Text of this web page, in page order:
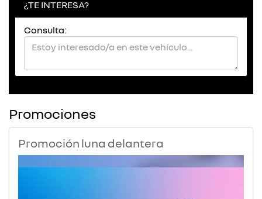
¿TE INTERESA?
Consulta:
Promociones
Promoción luna delantera